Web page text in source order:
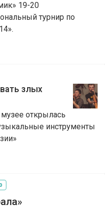
19-20
турнир по
злых
открылась
инструменты